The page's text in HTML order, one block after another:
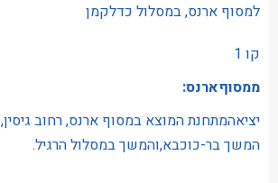
למסוף ארנס, במסלול כדלקמן
‍קו 1
ממסוףארנס:
יציאהמתחנת המוצא במסוף ארנס, רחוב גיסין,
המשך בר-כוכבא,והמשך במסלול הרגיל.